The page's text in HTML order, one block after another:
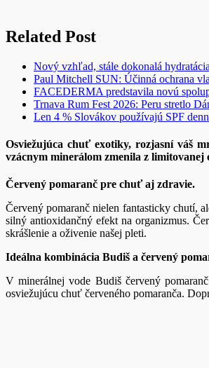
Related Post
Nový vzhľad, stále dokonalá hydratácia
Paul Mitchell SUN: Účinná ochrana
FACEDERMA predstavila novú
Trnava Rum Fest 2026: Peru stretlo
Len 4 % Slovákov používajú SPF
Osviežujúca chuť exotiky, rozjasní váš
vzácnym minerálom zmenila z
Červený pomaranč pre chuť aj zdravie.
Červený pomaranč nielen fantasticky chutí,
silný antioxidančný efekt na organizmus.
skrášlenie a oživenie našej pleti.
Ideálna kombinácia Budiš a červený
V minerálnej vode Budiš červený
osviežujúcu chuť červeného pomaranča.